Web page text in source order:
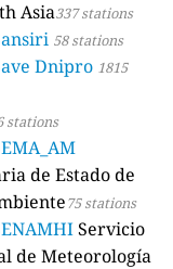
Asia337 stations
58 stations
Dnipro 1815
stations
de Estado de
75 stations
Servicio
de Meteorología